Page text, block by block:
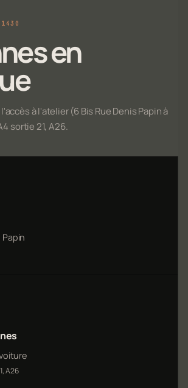
en
à l'atelier (6 Bis Rue Denis Papin à
sortie 21, A26.
Papin
A26